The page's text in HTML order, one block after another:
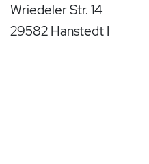
Wriedeler Str. 14
29582 Hanstedt I